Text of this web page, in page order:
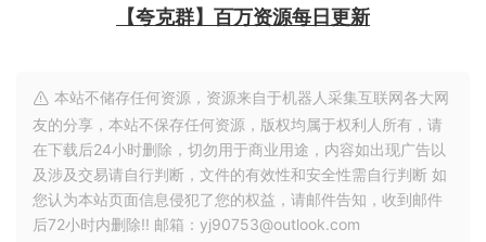
【夸克群】百万资源每日更新
本站不储存任何资源，资源来自于机器人采集互联网各大网
友的分享，本站不保存任何资源，版权均属于权利人所有，请
在下载后24小时删除，切勿用于商业用途，内容如出现广告以
及涉及交易请自行判断，文件的有效性和安全性需自行判断 如
您认为本站页面信息侵犯了您的权益，请邮件告知，收到邮件
后72小时内删除!! 邮箱：yj90753@outlook.com